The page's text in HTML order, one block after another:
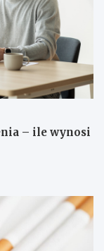
– ile wynosi